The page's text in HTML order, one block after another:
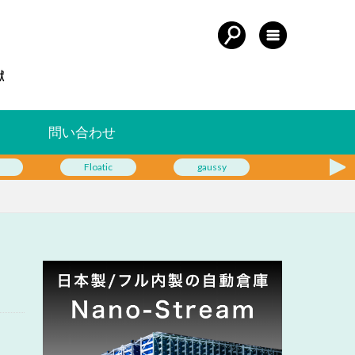
問い合わせ
Floatic gaussy Geek+